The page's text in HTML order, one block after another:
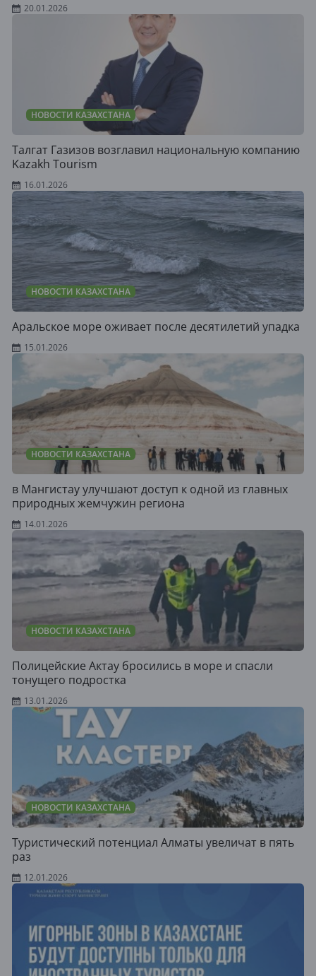
20.01.2026
НОВОСТИ КАЗАХСТАНА
Талгат Газизов возглавил национальную компанию
Kazakh Tourism
16.01.2026
НОВОСТИ КАЗАХСТАНА
Аральское море оживает после десятилетий упадка
15.01.2026
НОВОСТИ КАЗАХСТАНА
в Мангистау улучшают доступ к одной из главных
природных жемчужин региона
14.01.2026
НОВОСТИ КАЗАХСТАНА
Полицейские Актау бросились в море и спасли
тонущего подростка
13.01.2026
НОВОСТИ КАЗАХСТАНА
Туристический потенциал Алматы увеличат в пять
раз
12.01.2026